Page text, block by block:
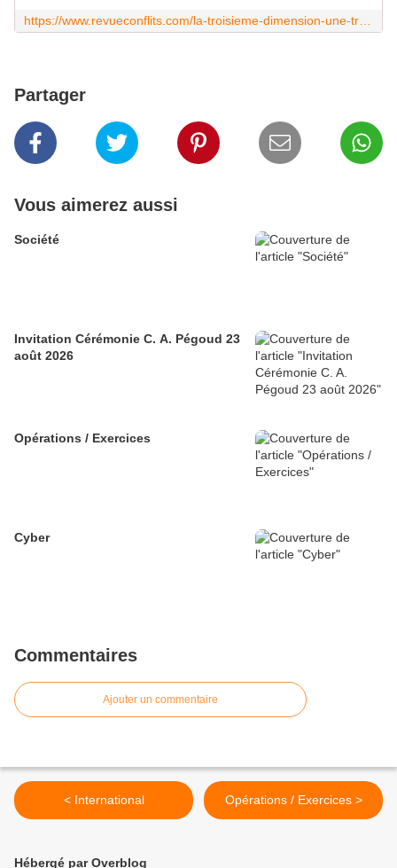
Partager
Vous aimerez aussi
Société
Invitation Cérémonie C. A. Pégoud 23
août 2026
Opérations / Exercices
Cyber
Commentaires
Ajouter un commentaire
< International Opérations / Exercices >
Hébergé par Overblog